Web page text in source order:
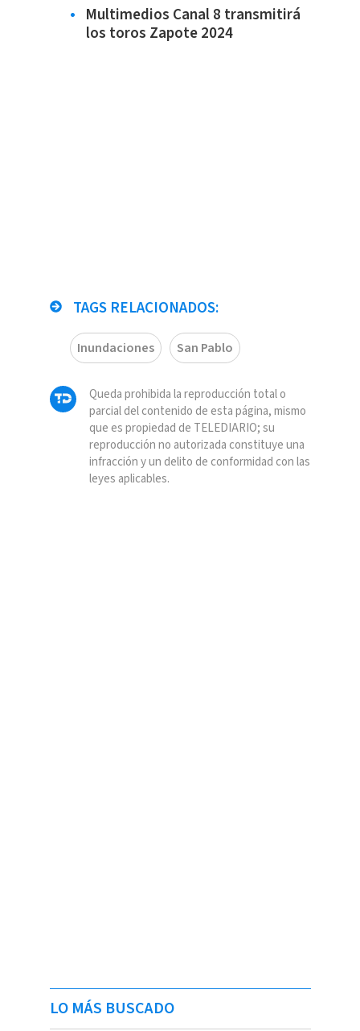
Multimedios Canal 8 transmitirá
los toros Zapote 2024
TAGS RELACIONADOS:
Inundaciones San Pablo
Queda prohibida la reproducción total o
parcial del contenido de esta página, mismo
que es propiedad de TELEDIARIO; su
reproducción no autorizada constituye una
infracción y un delito de conformidad con las
leyes aplicables.
LO MÁS BUSCADO